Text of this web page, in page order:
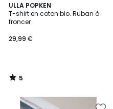
ULLA POPKEN
T-shirt en coton bio. Ruban à
froncer
29,99 €
5
/
5
5
/